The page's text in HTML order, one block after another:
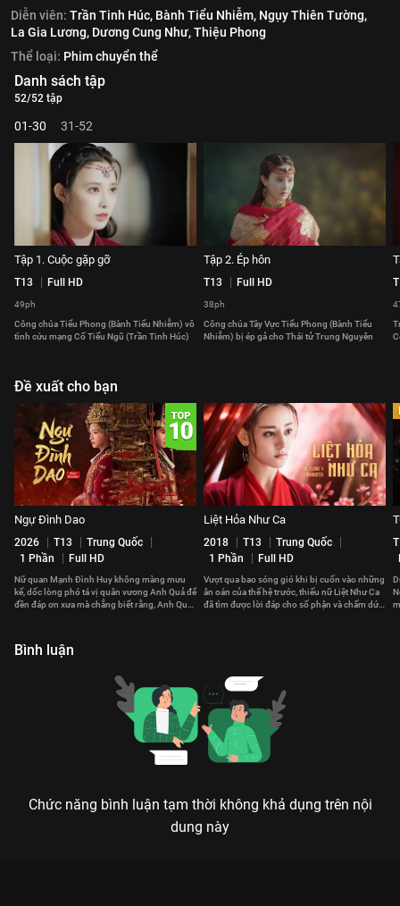
Diễn viên: Trần Tinh Húc, Bành Tiểu Nhiễm, Ngụy Thiên Tường,
La Gia Lương, Dương Cung Như,Thiệu Phong
Thể loại: Phim chuyển thể
Danh sách tập
52/52 tập
01-30 31-52
Tập 1. Cuộc gặp gỡ
T13 Full HD
49ph
Công chúa Tiểu Phong (Bành Tiểu Nhiễm) vô
tình cứu mạng Cố Tiểu Ngũ (Trần Tinh Húc)
Tập 2. Ép hôn
T13 Full HD
38ph
Công chúa Tây Vực Tiểu Phong (Bành Tiểu
Nhiễm) bị ép gả cho Thái tử Trung Nguyên
Đề xuất cho bạn
Ngự Đình Dao
2026 T13
Trung Quốc
1 Phần
Full HD
Nữ quan Mạnh Đình Huy không màng mưu
kế, dốc lòng phó tá vị quân vương Anh Quả để
đền đáp ơn xưa mà chẳng biết rằng, Anh Quả
Liệt Hỏa Như Ca
2018 T13
Trung Quốc
1 Phần
Full HD
Vượt qua bao sóng gió khi bị cuốn vào những
ân oán của thế hệ trước, thiếu nữ Liệt Như Ca
đã tìm được lời đáp cho số phận và chấm dứt
Bình luận
Chức năng bình luận tạm thời không khả dụng trên nội
dung này